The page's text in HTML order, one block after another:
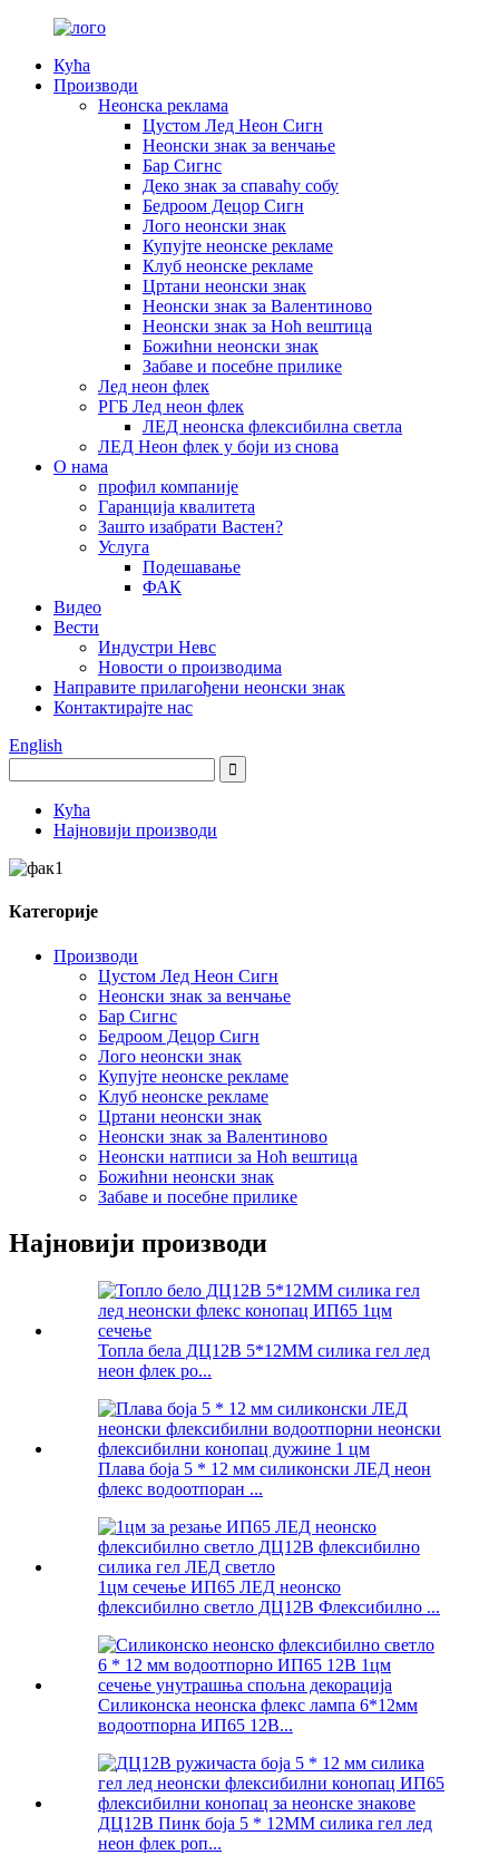
Кућа
Производи
Неонска реклама
Цустом Лед Неон Сигн
Неонски знак за венчање
Бар Сигнс
Деко знак за спаваћу собу
Бедроом Децор Сигн
Лого неонски знак
Купујте неонске рекламе
Клуб неонске рекламе
Цртани неонски знак
Неонски знак за Валентиново
Неонски знак за Ноћ вештица
Божићни неонски знак
Забаве и посебне прилике
Лед неон флек
РГБ Лед неон флек
ЛЕД неонска флексибилна светла
ЛЕД Неон флек у боји из снова
О нама
профил компаније
Гаранција квалитета
Зашто изабрати Вастен?
Услуга
Подешавање
ФАК
Видео
Вести
Индустри Невс
Новости о производима
Направите прилагођени неонски знак
Контактирајте нас
English
Кућа
Најновији производи
Категорије
Производи
Цустом Лед Неон Сигн
Неонски знак за венчање
Бар Сигнс
Бедроом Децор Сигн
Лого неонски знак
Купујте неонске рекламе
Клуб неонске рекламе
Цртани неонски знак
Неонски знак за Валентиново
Неонски натписи за Ноћ вештица
Божићни неонски знак
Забаве и посебне прилике
Најновији производи
Топла бела ДЦ12В 5*12ММ силика гел лед
неон флек ро...
Плава боја 5 * 12 мм силиконски ЛЕД неон
флекс водоотпоран ...
1цм сечење ИП65 ЛЕД неонско
флексибилно светло ДЦ12В Флексибилно ...
Силиконска неонска флекс лампа 6*12мм
водоотпорна ИП65 12В...
ДЦ12В Пинк боја 5 * 12ММ силика гел лед
неон флек роп...